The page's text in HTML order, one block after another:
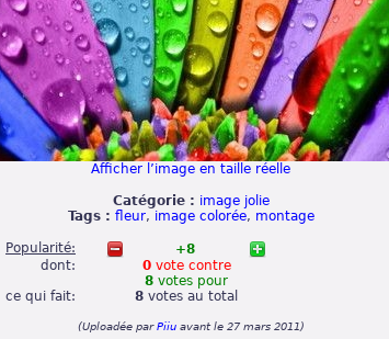
Afficher l’image en taille réelle
Catégorie : image jolie
Tags : fleur, image colorée, montage
Popularité:
+8
dont:
ce qui fait:
0votecontre
8 votes pour
8 votes au total
(Uploadée parPiiuavant le 27 mars 2011)